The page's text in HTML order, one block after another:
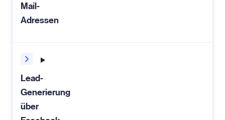
Mail-
Adressen
Lead-
Generierung
über